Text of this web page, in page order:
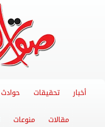
أخبار تحقيقات حوادث
مقالات منوعات